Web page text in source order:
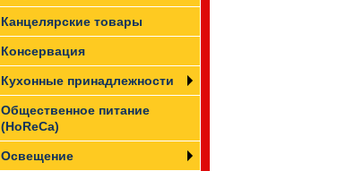
Канцелярские товары
Консервация
Кухонные принадлежности
Общественное питание
(HoReCa)
Освещение